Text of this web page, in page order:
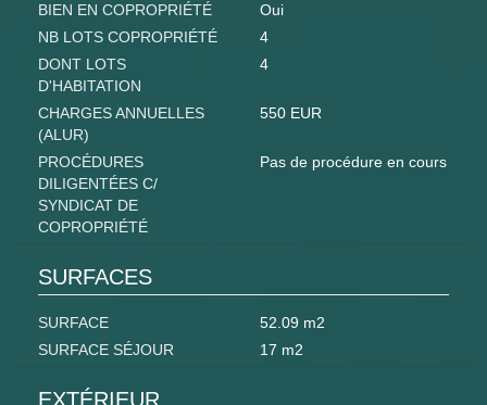
BIEN EN COPROPRIÉTÉ
Oui
NB LOTS COPROPRIÉTÉ
4
DONT LOTS
D'HABITATION
4
CHARGES ANNUELLES
(ALUR)
550 EUR
PROCÉDURES
DILIGENTÉES C/
SYNDICAT DE
COPROPRIÉTÉ
Pas de procédure en cours
SURFACES
SURFACE
52.09 m2
SURFACE SÉJOUR
17 m2
EXTÉRIEUR